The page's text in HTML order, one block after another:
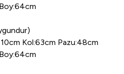
Kol:63cm Pazu:48cm